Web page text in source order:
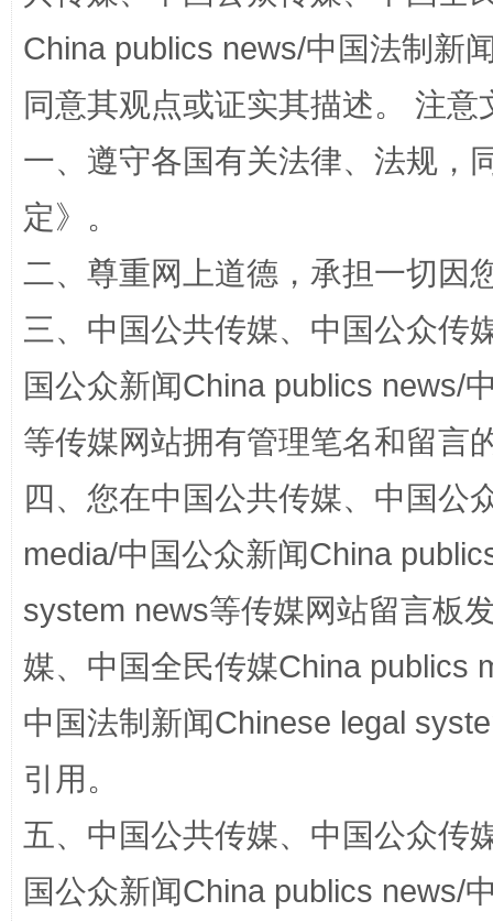
如何以同查同治破解风腐交织难题 养老服
一颗心始终滚烫 还
完善运行机制助力责任有效落实
China publics news/中国法制新
同意其观点或证实其描述。 注
一、遵守各国有关法律、法规，
定》。
二、尊重网上道德，承担一切因
三、中国公共传媒、中国公众传
国公众新闻China publics news/
等传媒网站拥有管理笔名和留言
四、您在中国公共传媒、中国公
media/中国公众新闻China
system news等传媒网站留言板
媒、中国全民传媒China publics
中国法制新闻Chinese legal
引用。
五、中国公共传媒、中国公众传
国公众新闻China publics news/